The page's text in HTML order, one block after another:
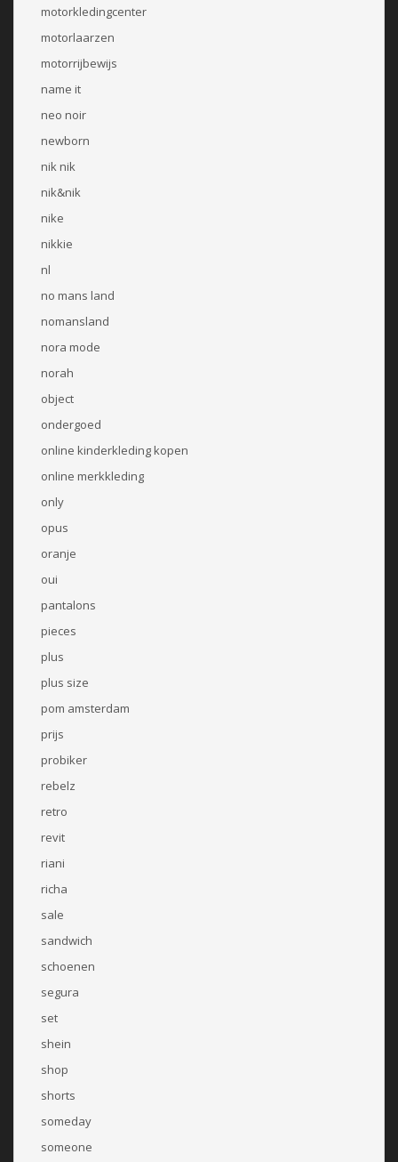
motorkledingcenter
motorlaarzen
motorrijbewijs
name it
neo noir
newborn
nik nik
nik&nik
nike
nikkie
nl
no mans land
nomansland
nora mode
norah
object
ondergoed
online kinderkleding kopen
online merkkleding
only
opus
oranje
oui
pantalons
pieces
plus
plus size
pom amsterdam
prijs
probiker
rebelz
retro
revit
riani
richa
sale
sandwich
schoenen
segura
set
shein
shop
shorts
someday
someone